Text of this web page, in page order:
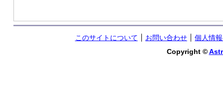
このサイトについて お問い合わせ
個人情
Copyright ©